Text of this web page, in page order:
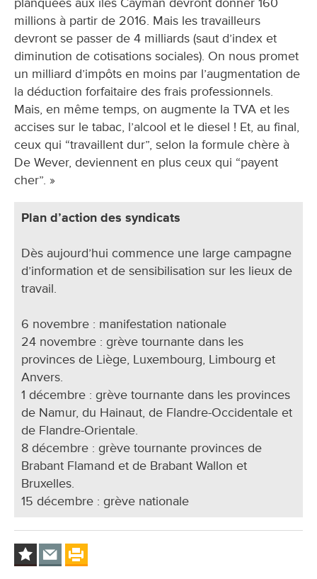
millions à partir de 2016. Mais les travailleurs
devront se passer de 4 milliards (saut d’index et
diminution de cotisations sociales). On nous promet
un milliard d’impôts en moins par l’augmentation de
la déduction forfaitaire des frais professionnels.
Mais, en même temps, on augmente la TVA et les
accises sur le tabac, l’alcool et le diesel ! Et, au final,
ceux qui “travaillent dur”, selon la formule chère à
De Wever, deviennent en plus ceux qui “payent
cher”. »
Plan d’action des syndicats
Dès aujourd’hui commence une large campagne
d’information et de sensibilisation sur les lieux de
travail.
6 novembre : manifestation nationale
24 novembre : grève tournante dans les
provinces de Liège, Luxembourg, Limbourg et
Anvers.
1 décembre : grève tournante dans les provinces
de Namur, du Hainaut, de Flandre-Occidentale et
de Flandre-Orientale.
8 décembre : grève tournante provinces de
Brabant Flamand et de Brabant Wallon et
Bruxelles.
15 décembre : grève nationale